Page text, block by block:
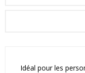
Idéal pour les